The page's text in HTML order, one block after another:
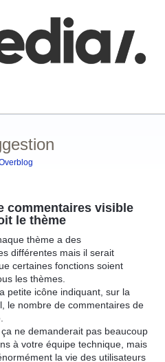
commentaires visible
le thème
thème a des
différentes mais il serait
certaines fonctions soient
les thèmes.
petite icône indiquant, sur la
le nombre de commentaires de
ne demanderait pas beaucoup
à votre équipe technique, mais
la vie des utilisateurs